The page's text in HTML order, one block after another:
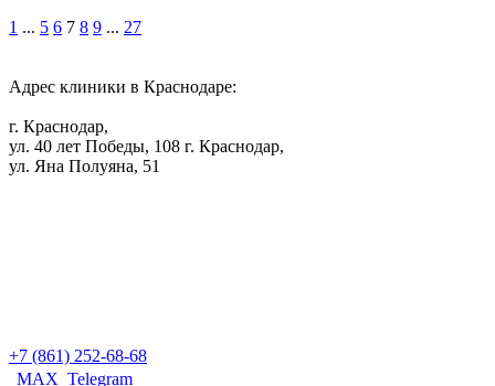
1 ... 5 6 7 8 9 ... 27
Адрес клиники в Краснодаре:
г. Краснодар,
ул. 40 лет Победы, 108 г. Краснодар,
ул. Яна Полуяна, 51
+7 (861) 252-68-68
MAX Telegram